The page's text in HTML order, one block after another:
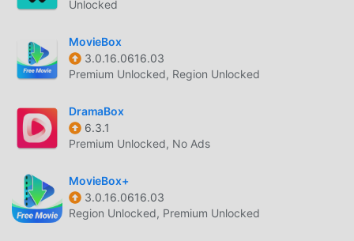
kinemaster. To be the shiniest pocket video star and the
90S蒸汽波特效相机APP EINFÜHRUNG
App hat sie in letzter Zeit eine große Anzahl von Benutzern
angezogen, die entertainment auf der ganzen Welt lieben.
Wenn Sie diese App herunterladen möchten, ist Moddroid
Ihre beste Wahl. moddroid stellt Ihnen nicht nur die
neueste Version von 90s蒸汽波特效相机App 1.0.12
kostenlos zur Verfügung, sondern stellt auch Free-Mods
Unlocked
MovieBox
3.0.16.0616.03
Premium Unlocked, Region Unlocked
DramaBox
6.3.1
Premium Unlocked, No Ads
MovieBox+
3.0.16.0616.03
Region Unlocked, Premium Unlocked